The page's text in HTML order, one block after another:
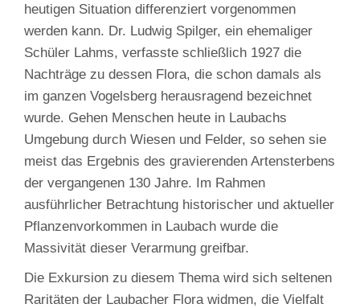
heutigen Situation differenziert vorgenommen
werden kann. Dr. Ludwig Spilger, ein ehemaliger
Schüler Lahms, verfasste schließlich 1927 die
Nachträge zu dessen Flora, die schon damals als
im ganzen Vogelsberg herausragend bezeichnet
wurde. Gehen Menschen heute in Laubachs
Umgebung durch Wiesen und Felder, so sehen sie
meist das Ergebnis des gravierenden Artensterbens
der vergangenen 130 Jahre. Im Rahmen
ausführlicher Betrachtung historischer und aktueller
Pflanzenvorkommen in Laubach wurde die
Massivität dieser Verarmung greifbar.
Die Exkursion zu diesem Thema wird sich seltenen
Raritäten der Laubacher Flora widmen, die Vielfalt